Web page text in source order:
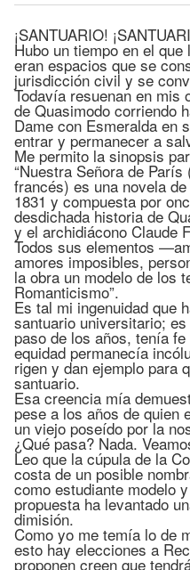
¡SANTUARIO!
Hubo un tiempo en el
eran espacios que se
jurisdicción civil y se
Todavía resuenan en mis
de Quasimodo corriendo
Dame con Esmeralda en
entrar y permanecer a
Me permito la sinopsis
“Nuestra Señora de
francés) es una novela
1831 y compuesta por
desdichada historia de
y el archidiácono Claude
Todos sus elementos
amores imposibles,
la obra un modelo de los
Romanticismo”.
Es tal mi ingenuidad que
santuario universitario;
paso de los años, tenía
equidad permanecía
rigen y dan ejemplo para
santuario.
Esa creencia mía
pese a los años de quien
un viejo poseído por la
¿Qué pasa? Nada.
Leo que la cúpula de la
costa de un posible
como estudiante modelo
propuesta ha levantado
dimisión.
Como yo me temía lo de
esto hay elecciones a
proponen creen que